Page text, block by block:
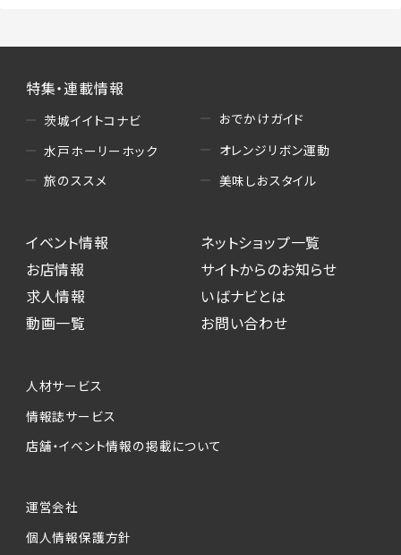
特集・連載情報
茨城イイトコナビ
水戸ホーリーホック
旅のススメ
おでかけガイド
オレンジリボン運動
美味しおスタイル
イベント情報
お店情報
求人情報
動画一覧
ネットショップ一覧
サイトからのお知らせ
いばナビとは
お問い合わせ
人材サービス
情報誌サービス
店舗・イベント情報の掲載について
運営会社
個人情報保護方針